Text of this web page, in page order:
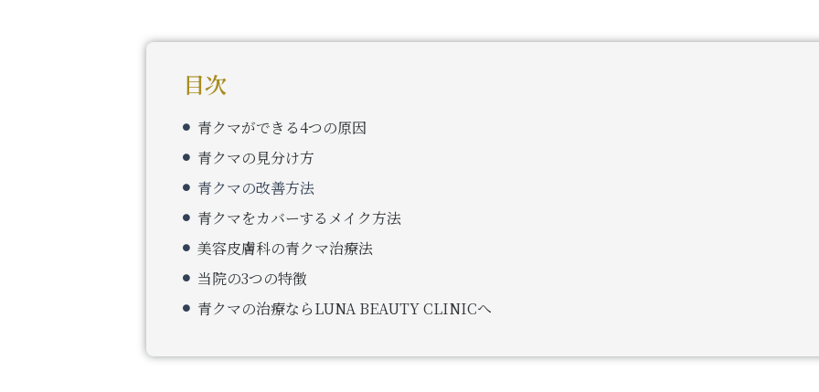
目次
青クマができる4つの原因
青クマの見分け方
青クマの改善方法
青クマをカバーするメイク方法
美容皮膚科の青クマ治療法
当院の3つの特徴
青クマの治療ならLUNA BEAUTY CLINICへ